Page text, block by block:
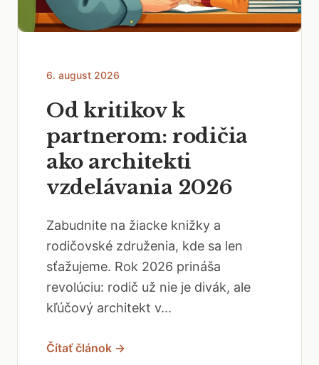
6. august 2026
Od kritikov k
partnerom: rodičia
ako architekti
vzdelávania 2026
Zabudnite na žiacke knižky a
rodičovské združenia, kde sa len
sťažujeme. Rok 2026 prináša
revolúciu: rodič už nie je divák, ale
kľúčový architekt v...
Čítať článok →